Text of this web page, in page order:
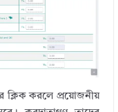
ক্লিক করলে প্রয়োজনীয়